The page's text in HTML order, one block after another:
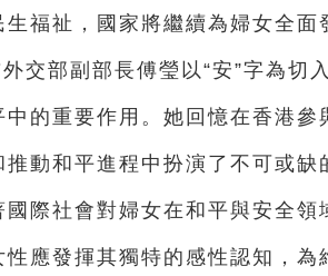
福祉，國家將繼續為婦女全面
交部副部長傅瑩以“安”字為切
中的重要作用。她回憶在香港
推動和平進程中扮演了不可或
國際社會對婦女在和平與安全
性應發揮其獨特的感性認知，為